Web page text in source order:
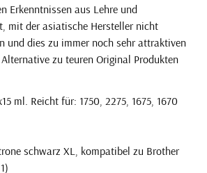
Erkenntnissen aus Lehre und
mit der asiatische Hersteller nicht
und dies zu immer noch sehr attraktiven
zu teuren Original Produkten
ml. Reicht für: 1750, 2275, 1675, 1670
schwarz XL, kompatibel zu Brother